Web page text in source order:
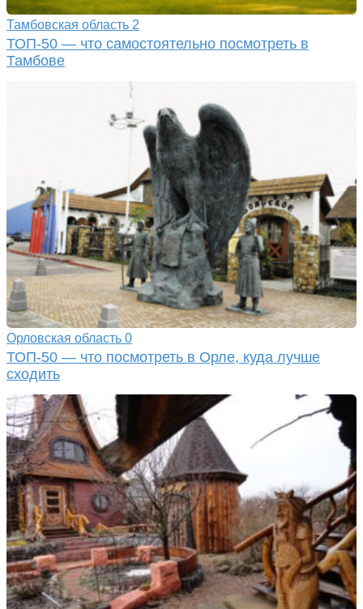
Тамбовская область 2
ТОП-50 — что самостоятельно посмотреть в
Тамбове
Орловская область 0
ТОП-50 — что посмотреть в Орле, куда лучше
сходить